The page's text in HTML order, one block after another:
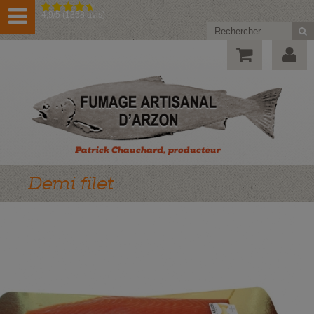
4,9/5 (1368 avis)
Demi filet